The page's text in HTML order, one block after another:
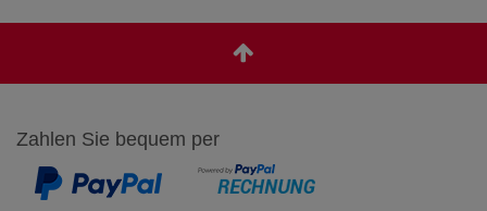
Zahlen Sie bequem per